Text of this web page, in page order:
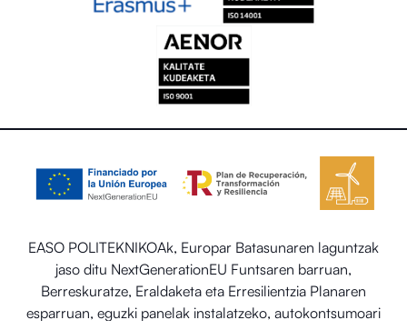
EASO POLITEKNIKOAk, Europar Batasunaren laguntzak
jaso ditu NextGenerationEU Funtsaren barruan,
Berreskuratze, Eraldaketa eta Erresilientzia Planaren
esparruan, eguzki panelak instalatzeko, autokontsumoari